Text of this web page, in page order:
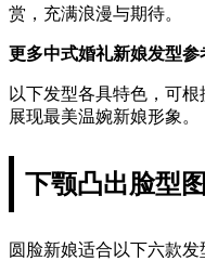
赏，充满浪漫与期待。
更多中式婚礼新娘发型参
以下发型各具特色，可
展现最美温婉新娘形象。
下颚凸出脸型
圆脸新娘适合以下六款发